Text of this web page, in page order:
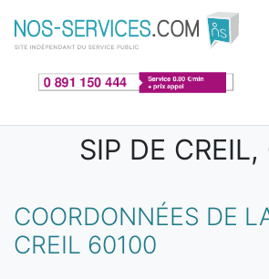
Aller au contenu principal
SIP DE CREIL,
COORDONNÉES DE
CREIL 60100